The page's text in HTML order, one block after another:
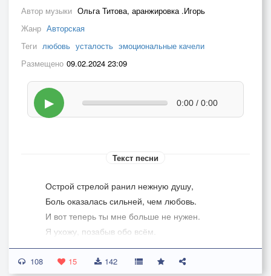
Автор музыки Ольга Титова, аранжировка .Игорь
Жанр Авторская
Теги любовь усталость эмоциональные качели
Размещено 09.02.2024 23:09
▶ 0:00 / 0:00
Текст песни
Острой стрелой ранил нежную душу,
Боль оказалась сильней, чем любовь.
И вот теперь ты мне больше не нужен.
Я ухожу, позабыв обо всём.
Отпустите меня, не держите меня,
108 15 142